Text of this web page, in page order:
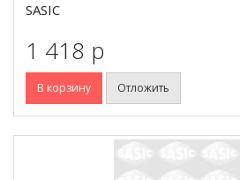
SASIC
1 418 p
В корзину Отложить